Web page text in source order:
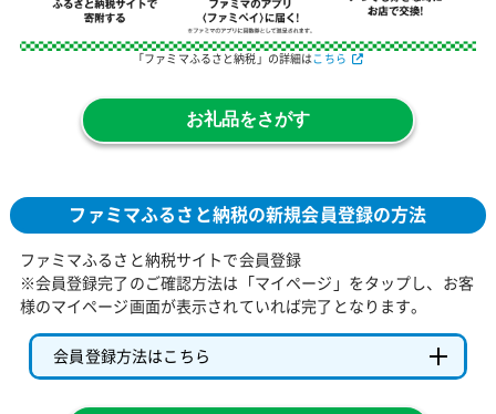
「ファミマふるさと納税」の詳細は こちら
お礼品をさがす
ファミマふるさと納税の新規会員登録の方法
ファミマふるさと納税サイトで会員登録
※会員登録完了のご確認方法は「マイページ」をタップし、お客
様のマイページ画面が表示されていれば完了となります。
会員登録方法はこちら